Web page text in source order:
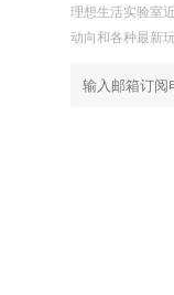
理想生活实验室
动向和各种最新玩